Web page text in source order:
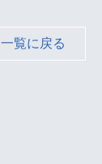
一覧に戻る